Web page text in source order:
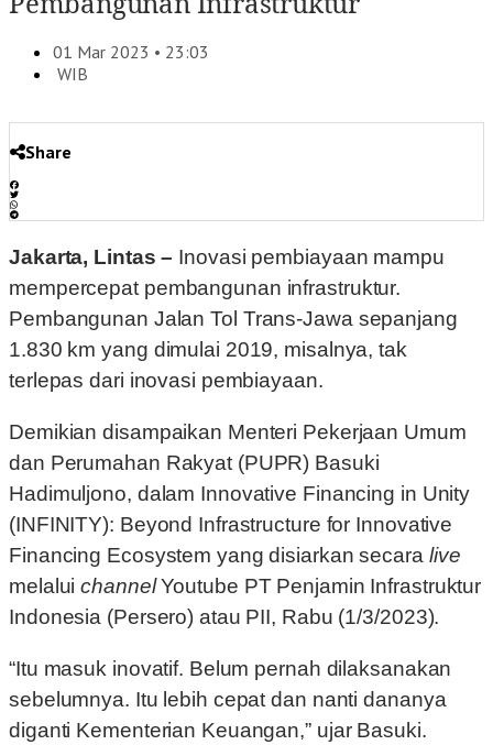
01 Mar 2023 • 23:03
WIB
Share
Jakarta, Lintas – Inovasi pembiayaan mampu
mempercepat pembangunan infrastruktur.
Pembangunan Jalan Tol Trans-Jawa sepanjang
1.830 km yang dimulai 2019, misalnya, tak
terlepas dari inovasi pembiayaan.
Demikian disampaikan Menteri Pekerjaan Umum
dan Perumahan Rakyat (PUPR) Basuki
Hadimuljono, dalam Innovative Financing in Unity
(INFINITY): Beyond Infrastructure for Innovative
Financing Ecosystem yang disiarkan secara live
melaluichannelYoutube PT Penjamin Infrastruktur
Indonesia (Persero) atau PII, Rabu (1/3/2023).
“Itu masuk inovatif. Belum pernah dilaksanakan
sebelumnya. Itu lebih cepat dan nanti dananya
diganti Kementerian Keuangan,” ujar Basuki.